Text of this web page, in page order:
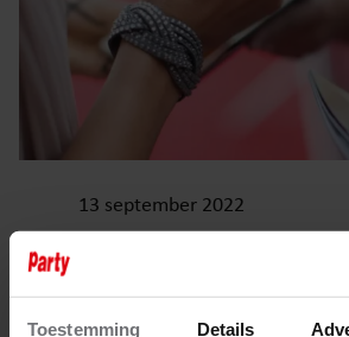
Toestemming Details
13 september 2022
JAN SMIT HEEFT GEEN